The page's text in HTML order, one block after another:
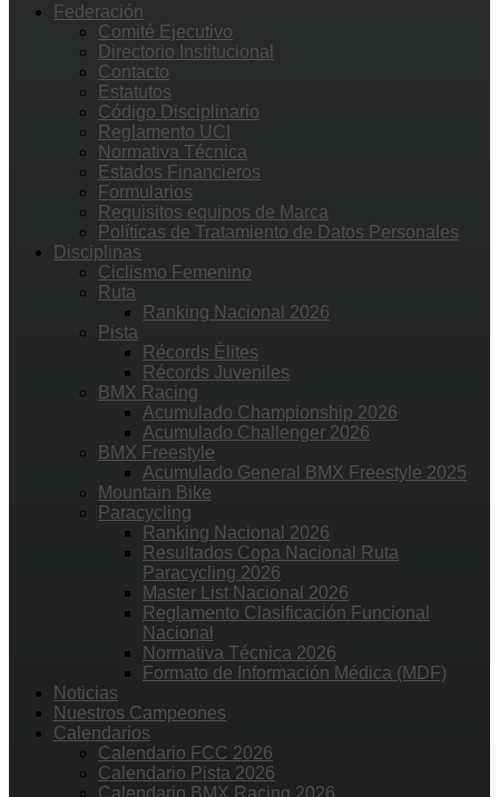
Federación
Comité Ejecutivo
Directorio Institucional
Contacto
Estatutos
Código Disciplinario
Reglamento UCI
Normativa Técnica
Estados Financieros
Formularios
Requisitos equipos de Marca
Políticas de Tratamiento de Datos Personales
Disciplinas
Ciclismo Femenino
Ruta
Ranking Nacional 2026
Pista
Récords Élites
Récords Juveniles
BMX Racing
Acumulado Championship 2026
Acumulado Challenger 2026
BMX Freestyle
Acumulado General BMX Freestyle 2025
Mountain Bike
Paracycling
Ranking Nacional 2026
Resultados Copa Nacional Ruta
Paracycling 2026
Master List Nacional 2026
Reglamento Clasificación Funcional
Nacional
Normativa Técnica 2026
Formato de Información Médica (MDF)
Noticias
Nuestros Campeones
Calendarios
Calendario FCC 2026
Calendario Pista 2026
Calendario BMX Racing 2026